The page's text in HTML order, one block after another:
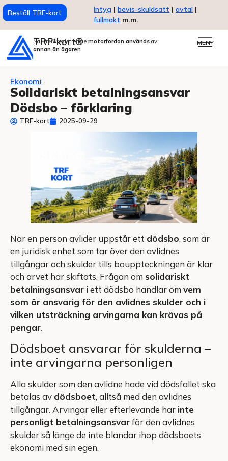
Beställ TRF-kort Intyg | bevis-skuldsatt | avtal |
fullmakt m.m.
TRF-kort®
När trafikregistrerade motorfordon används av
annan än ägaren
MENY
Ekonomi
Solidariskt betalningsansvar
Dödsbo – förklaring
TRF-kort 2025-09-29
När en person avlider uppstår ett dödsbo, som är
en juridisk enhet som tar över den avlidnes
tillgångar och skulder tills bouppteckningen är klar
och arvet har skiftats. Frågan om solidariskt
betalningsansvar i ett dödsbo handlar om vem
som är ansvarig för den avlidnes skulder och i
vilken utsträckning arvingarna kan krävas på
pengar.
Dödsboet ansvarar för skulderna –
inte arvingarna personligen
Alla skulder som den avlidne hade vid dödsfallet ska
betalas av dödsboet, alltså med den avlidnes
tillgångar. Arvingar eller efterlevande har inte
personligt betalningsansvarför den avlidnes
skulder så länge de inte blandar ihop dödsboets
ekonomi med sin egen.